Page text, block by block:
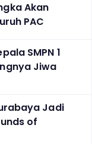
Akan
PAC
SMPN 1
Jiwa
Jadi
of